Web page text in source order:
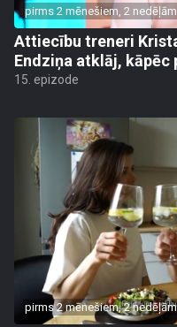
pirms 2 mēnešiem, 2 nedēļām
Attiecību treneri
Endziņa atklāj,
15. epizode
pirms 2 mēnešiem, 2 nedēļām